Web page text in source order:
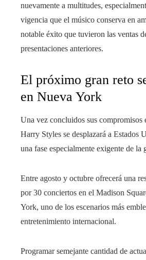
nuevamente a multitudes,
vigencia que el músico conserva en
notable éxito que tuvieron las ventas
presentaciones anteriores.
El próximo gran reto
en Nueva York
Una vez concluidos sus
Harry Styles se desplazará a Estados
una fase especialmente exigente de la
Entre agosto y octubre ofrecerá una
por 30 conciertos en el Madison
York, uno de los escenarios más
entretenimiento internacional.
Programar semejante cantidad de